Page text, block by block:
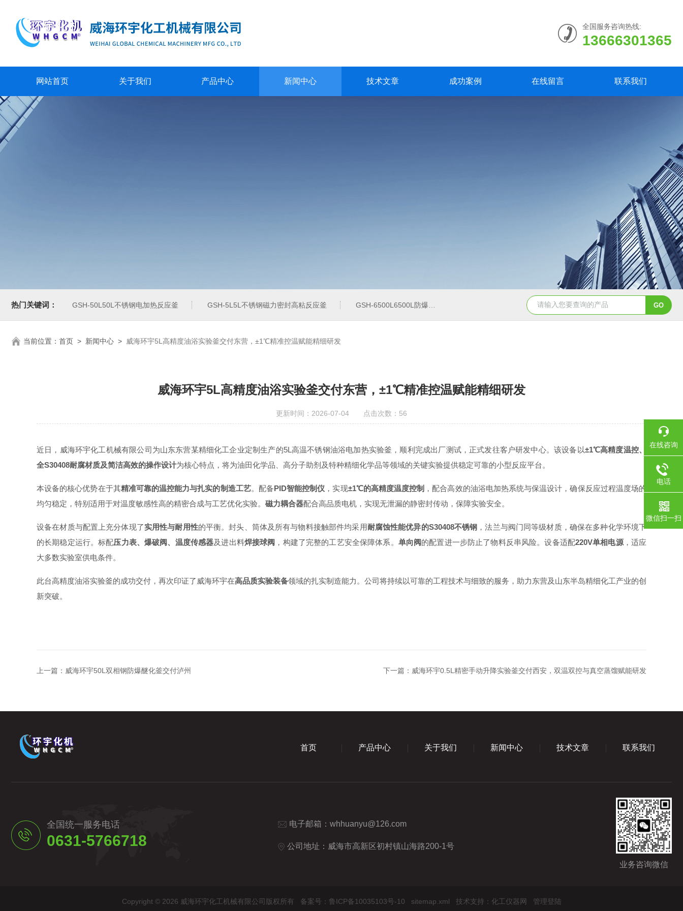
全国服务咨询热线:
13666301365
网站首页 关于我们 产品中心 新闻中心 技术文章 成功案例 在线留言 联系我们
热门关键词： GSH-50L50L不锈钢电加热反应釜 GSH-5L5L不锈钢磁力密封高粘反应釜 GSH-6500L6500L防爆加氢工业反应釜 GSH-0.5L0.5L不锈钢磁力密封聚酯反应釜
当前位置： 首页 > 新闻中心 > 威海环宇5L高精度油浴实验釜交付东营，±1℃精准控温赋能精细研发
威海环宇5L高精度油浴实验釜交付东营，±1℃精准控温赋能精细研发
更新时间：2026-07-04 点击次数：56
近日，威海环宇化工机械有限公司为山东东营某精细化工企业定制生产的5L高温不锈钢油浴电加热实验釜，顺利完成出厂测试，正式发往客户研发中心。该设备以±1℃高精度温控、
全S30408耐腐材质及简洁高效的操作设计为核心特点，将为油田化学品、高分子助剂及特种精细化学品等领域的关键实验提供稳定可靠的小型反应平台。
本设备的核心优势在于其精准可靠的温控能力与扎实的制造工艺。配备PID智能控制仪 ，实现±1℃的高精度温度控制 ，配合高效的油浴电加热系统与保温设计，确保反应过程温度场的
均匀稳定，特别适用于对温度敏感性高的精密合成与工艺优化实验。 磁力耦合器配合高品质电机，实现无泄漏的静密封传动，保障实验安全。
设备在材质与配置上充分体现了实用性与耐用性的平衡。封头、筒体及所有与物料接触部件均采用耐腐蚀性能优异的S30408不锈钢 ，法兰与阀门同等级材质，确保在多种化学环境下
的长期稳定运行。标配压力表、爆破阀、温度传感器及进出料焊接球阀 ，构建了完整的工艺安全保障体系。 单向阀的配置进一步防止了物料反串风险。设备适配220V单相电源，适应
大多数实验室供电条件。
此台高精度油浴实验釜的成功交付，再次印证了威海环宇在高品质实验装备领域的扎实制造能力。公司将持续以可靠的工程技术与细致的服务，助力东营及山东半岛精细化工产业的创
新突破。
上一篇： 威海环宇50L双相钢防爆醚化釜交付泸州 下一篇： 威海环宇0.5L精密手动升降实验釜交付西安，双温双控与真空蒸馏赋能研发
首页 产品中心 关于我们 新闻中心 技术文章 联系我们
全国统一服务电话
0631-5766718
电子邮箱： whhuanyu@126.com
公司地址：威海市高新区初村镇山海路200-1号
业务咨询微信
Copyright © 2026 威海环宇化工机械有限公司版权所有 备案号：鲁ICP备10035103号-10 sitemap.xml 技术支持： 化工仪器网 管理登陆
在线咨询
电话
微信扫一扫